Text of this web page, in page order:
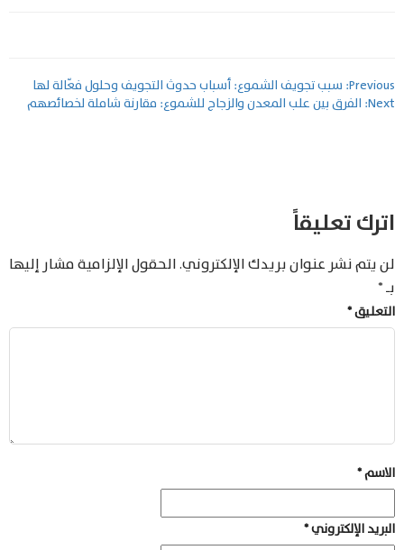
تصفّح
المقالات
Previous: سبب تجويف الشموع: أسباب حدوث التجويف وحلول فعّالة لها
Next: الفرق بين علب المعدن والزجاج للشموع: مقارنة شاملة لخصائصهم
اترك تعليقاً
لن يتم نشر عنوان بريدك الإلكتروني.الحقول الإلزامية مشار إليها
بـ*
التعليق*
الاسم*
البريد الإلكتروني*